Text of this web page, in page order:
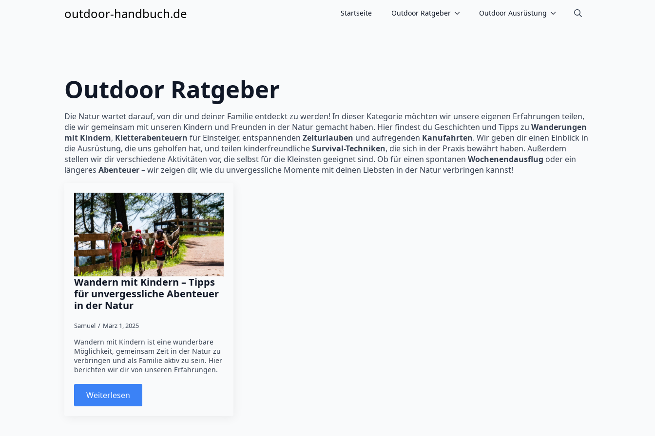
outdoor-handbuch.de Startseite Outdoor Ratgeber Outdoor Ausrüstung
Outdoor Ratgeber
Die Natur wartet darauf, von dir und deiner Familie entdeckt zu werden! In dieser Kategorie möchten wir unsere eigenen Erfahrungen teilen,
die wir gemeinsam mit unseren Kindern und Freunden in der Natur gemacht haben. Hier findest du Geschichten und Tipps zu Wanderungen
mit Kindern, Kletterabenteuern für Einsteiger, entspannenden Zelturlauben und aufregenden Kanufahrten. Wir geben dir einen Einblick in
die Ausrüstung, die uns geholfen hat, und teilen kinderfreundlicheSurvival-Techniken, die sich in der Praxis bewährt haben. Außerdem
stellen wir dir verschiedene Aktivitäten vor, die selbst für die Kleinsten geeignet sind. Ob für einen spontanen Wochenendausflug oder ein
längeres Abenteuer– wir zeigen dir, wie du unvergessliche Momente mit deinen Liebsten in der Natur verbringen kannst!
Wandern mit Kindern – Tipps
für unvergessliche Abenteuer
in der Natur
Samuel März 1, 2025
Wandern mit Kindern ist eine wunderbare
Möglichkeit, gemeinsam Zeit in der Natur zu
verbringen und als Familie aktiv zu sein. Hier
berichten wir dir von unseren Erfahrungen.
Weiterlesen